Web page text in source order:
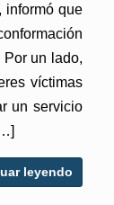
informó que
un lado,
víctimas
un servicio
leyendo